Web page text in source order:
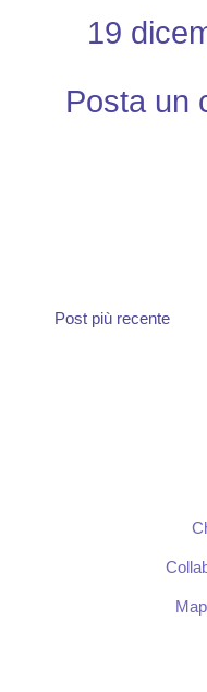
19
Posta un
Post più recente